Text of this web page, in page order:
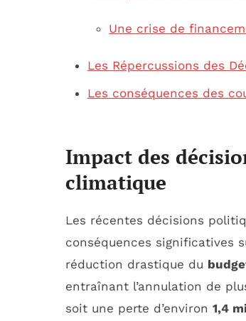
Une crise de
Les Répercussions des
Les conséquences des
Impact des
climatique
Les récentes décisions
conséquences significatives
réduction drastique du
entraînant l’annulation de
soit une perte d’environ 1,4